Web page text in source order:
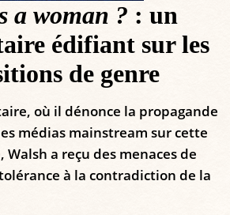
a woman ? : un
édifiant sur les
de genre
où il dénonce la propagande
médias mainstream sur cette
a reçu des menaces de
à la contradiction de la